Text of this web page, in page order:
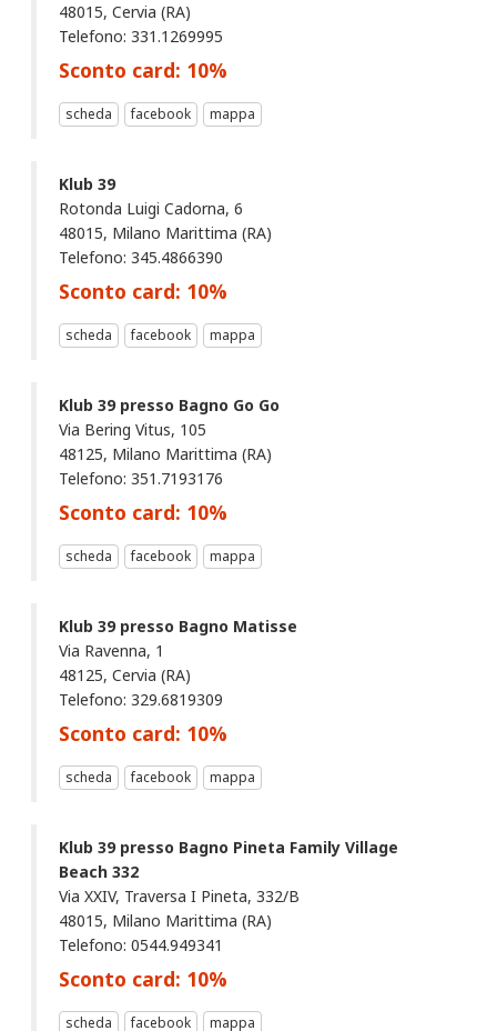
48015, Cervia (RA)
Telefono: 331.1269995
Sconto card: 10%
scheda facebook mappa
Klub 39
Rotonda Luigi Cadorna, 6
48015, Milano Marittima (RA)
Telefono: 345.4866390
Sconto card: 10%
scheda facebook mappa
Klub 39 presso Bagno Go Go
Via Bering Vitus, 105
48125, Milano Marittima (RA)
Telefono: 351.7193176
Sconto card: 10%
scheda facebook mappa
Klub 39 presso Bagno Matisse
Via Ravenna, 1
48125, Cervia (RA)
Telefono: 329.6819309
Sconto card: 10%
scheda facebook mappa
Klub 39 presso Bagno Pineta Family Village
Beach 332
Via XXIV, Traversa I Pineta, 332/B
48015, Milano Marittima (RA)
Telefono: 0544.949341
Sconto card: 10%
scheda facebook mappa